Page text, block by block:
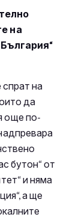
на
спрат на
да
още по-
бутон“ от
и няма
а ще